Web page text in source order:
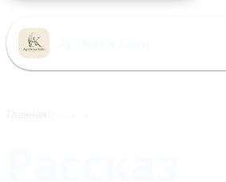
к
содержимому